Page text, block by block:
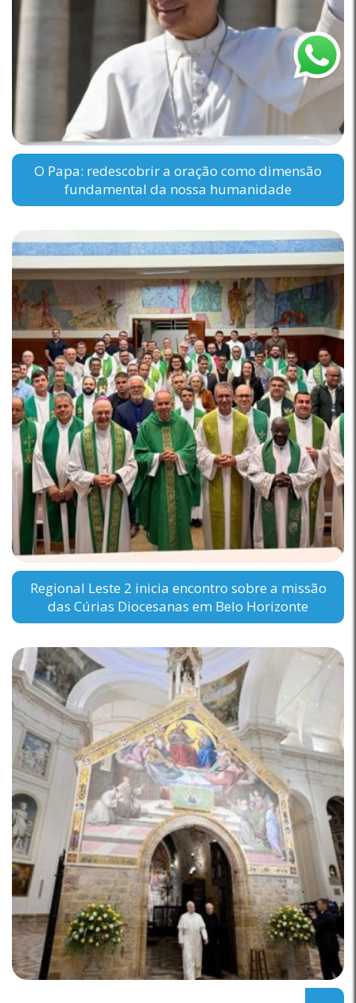
O Papa: redescobrir a oração como dimensão
fundamental da nossa humanidade
Regional Leste 2 inicia encontro sobre a missão
das Cúrias Diocesanas em Belo Horizonte